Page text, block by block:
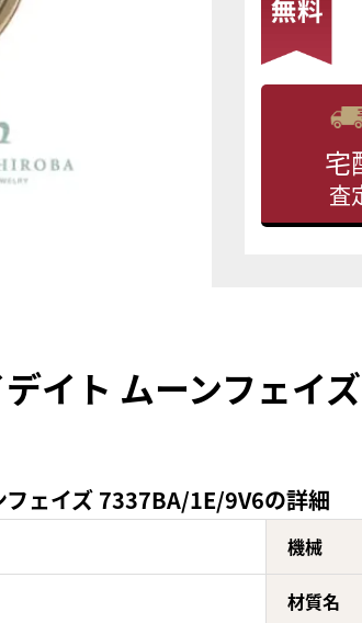
宅
査
イト ムーンフェイ
ェイズ 7337BA/1E/9V6の詳細
機械
材質名